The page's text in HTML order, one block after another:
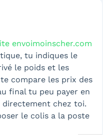
envoimoinscher.com
tu indiques le
le poids et les
compare les prix des
final tu peu payer en
chez toi.
le colis a la poste